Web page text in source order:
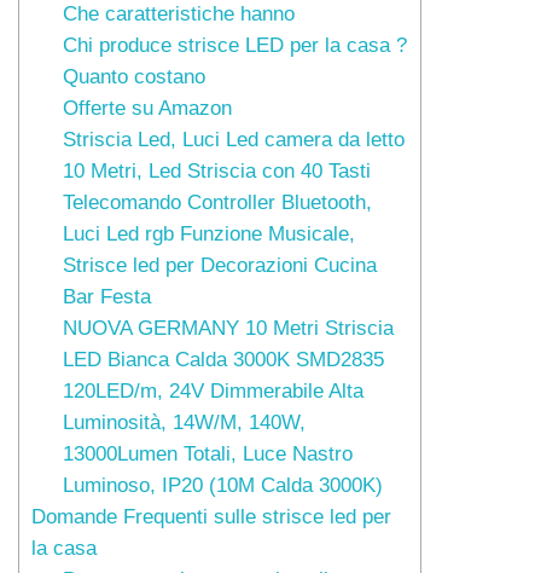
Che caratteristiche hanno
Chi produce strisce LED per la casa ?
Quanto costano
Offerte su Amazon
Striscia Led, Luci Led camera da letto
10 Metri, Led Striscia con 40 Tasti
Telecomando Controller Bluetooth,
Luci Led rgb Funzione Musicale,
Strisce led per Decorazioni Cucina
Bar Festa
NUOVA GERMANY 10 Metri Striscia
LED Bianca Calda 3000K SMD2835
120LED/m, 24V Dimmerabile Alta
Luminosità, 14W/M, 140W,
13000Lumen Totali, Luce Nastro
Luminoso, IP20 (10M Calda 3000K)
Domande Frequenti sulle strisce led per
la casa